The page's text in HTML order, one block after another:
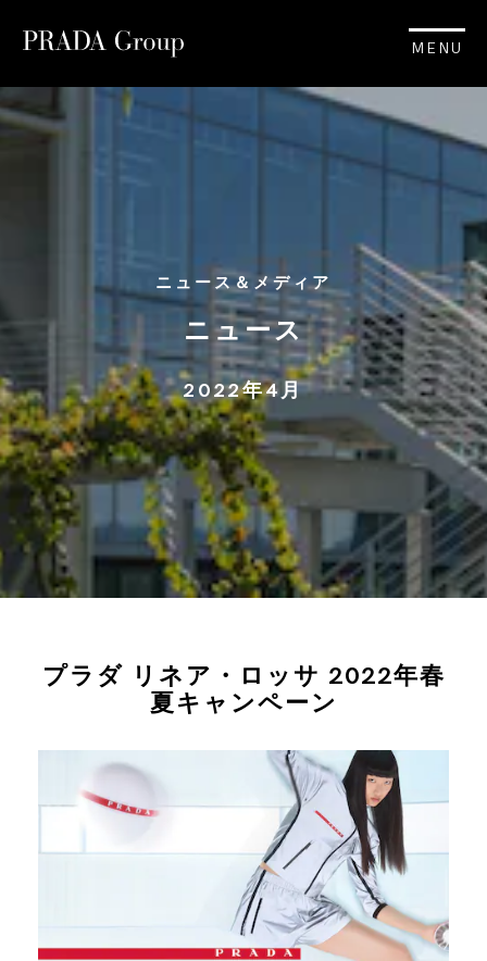
MENU
ニュース＆メディア
ニュース
2022年4月
プラダ リネア・ロッサ 2022年春
夏キャンペーン